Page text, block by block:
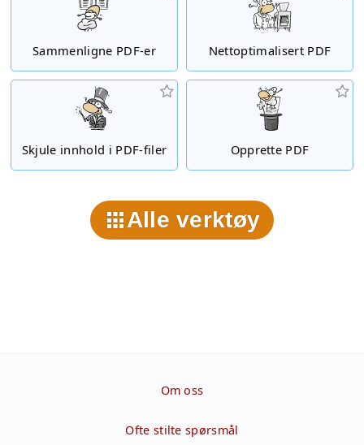
Sammenligne PDF-er Nettoptimalisert PDF
Skjule innhold i PDF-filer Opprette PDF
Alle verktøy
Om oss
Ofte stilte spørsmål